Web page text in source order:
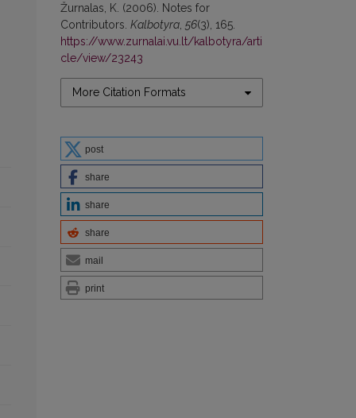
Žurnalas, K. (2006). Notes for
Contributors. Kalbotyra 56(3), 165.
https://www.zurnalai.vu.lt/kalbotyra/arti
cle/view/23243
More Citation Formats
post
share
share
share
mail
print